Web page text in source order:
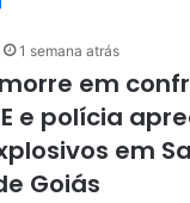
1 semana atrás
em
e polícia
em
Goiás